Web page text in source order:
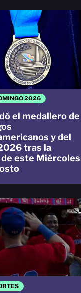
2026
el medallero de
y del
tras la
de este Miércoles